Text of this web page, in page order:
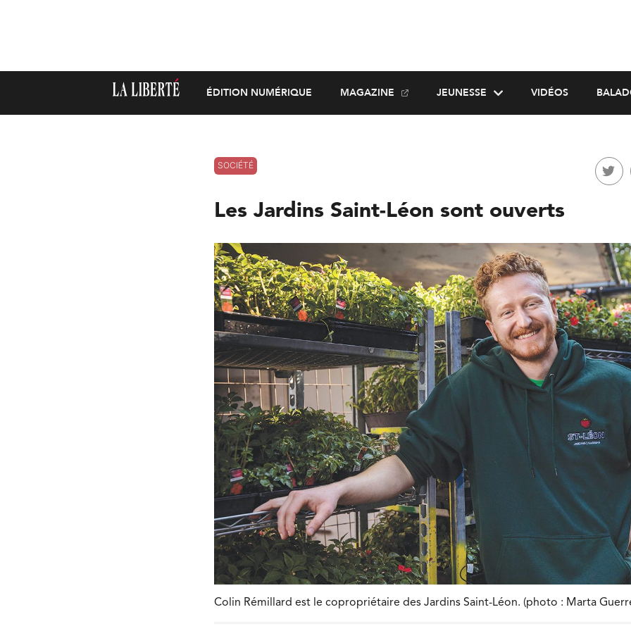
ÉDITION NUMÉRIQUE MAGAZINE JEUNESSE VIDÉOS
SOCIÉTÉ
Les Jardins Saint-Léon sont ouverts
Colin Rémillard est le copropriétaire des Jardins Saint-Léon. (photo : Marta